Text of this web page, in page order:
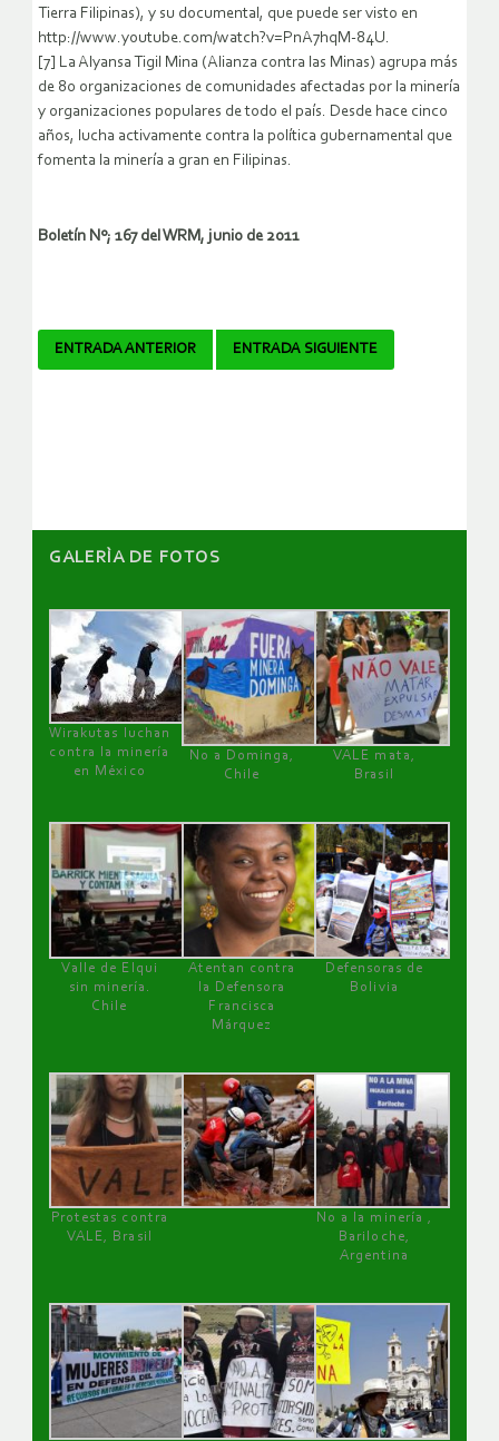
Tierra Filipinas), y su documental, que puede ser visto en
http://www.youtube.com/watch?v=PnA7hqM-84U.
[7] La Alyansa Tigil Mina (Alianza contra las Minas) agrupa más
de 80 organizaciones de comunidades afectadas por la minería
y organizaciones populares de todo el país. Desde hace cinco
años, lucha activamente contra la política gubernamental que
fomenta la minería a gran en Filipinas.
Boletín Nº; 167 del WRM, junio de 2011
Navegador
ENTRADA ANTERIOR ENTRADA SIGUIENTE
GALERÌA DE FOTOS
Wirakutas luchan
contra la minería
en México
No a Dominga,
Chile
VALE mata,
Brasil
Valle de Elqui
sin minería.
Chile
Atentan contra
la Defensora
Francisca
Márquez
Defensoras de
Bolivia
Protestas contra
VALE, Brasil
No a la minería ,
Bariloche,
Argentina